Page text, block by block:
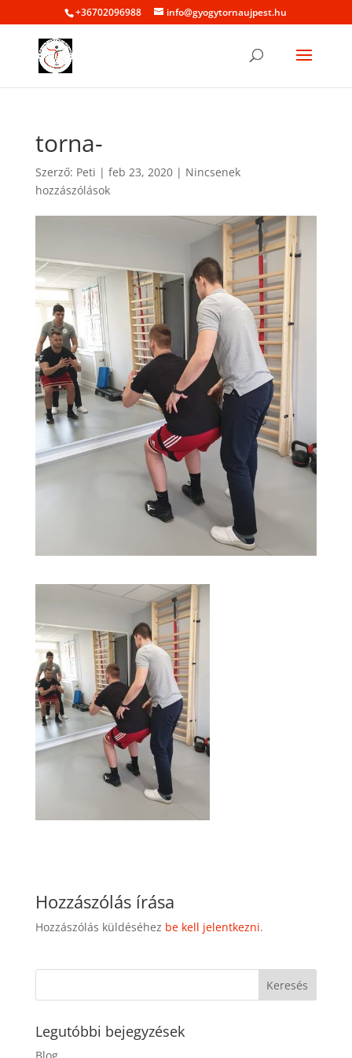
+36702096988 info@gyogytornaujpest.hu
torna-
Szerző: Peti | feb 23, 2020| Nincsenek
hozzászólások
Hozzászólás írása
Hozzászólás küldéséhez be kell jelentkezni.
Legutóbbi bejegyzések